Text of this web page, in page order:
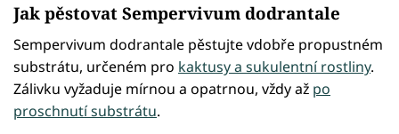
Jak pěstovat Sempervivum dodrantale
Sempervivum dodrantale pěstujte vdobře propustném
substrátu, určeném pro kaktusy a sukulentní rostliny.
Zálivku vyžaduje mírnou a opatrnou, vždy až po
proschnutí substrátu.